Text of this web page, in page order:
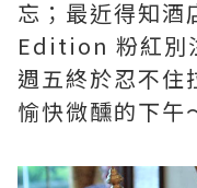
忘；最近得知
Edition 粉紅別
週五終於忍不住
愉快微醺的下午